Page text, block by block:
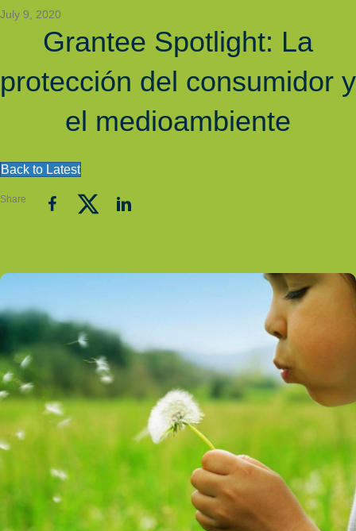
July 9, 2020
Grantee Spotlight: La
protección del consumidor y
el medioambiente
Back to Latest
Share